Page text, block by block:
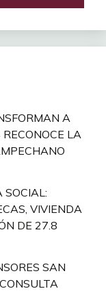
A
LA
SOCIAL:
VIVIENDA
DE 27.8
SAN